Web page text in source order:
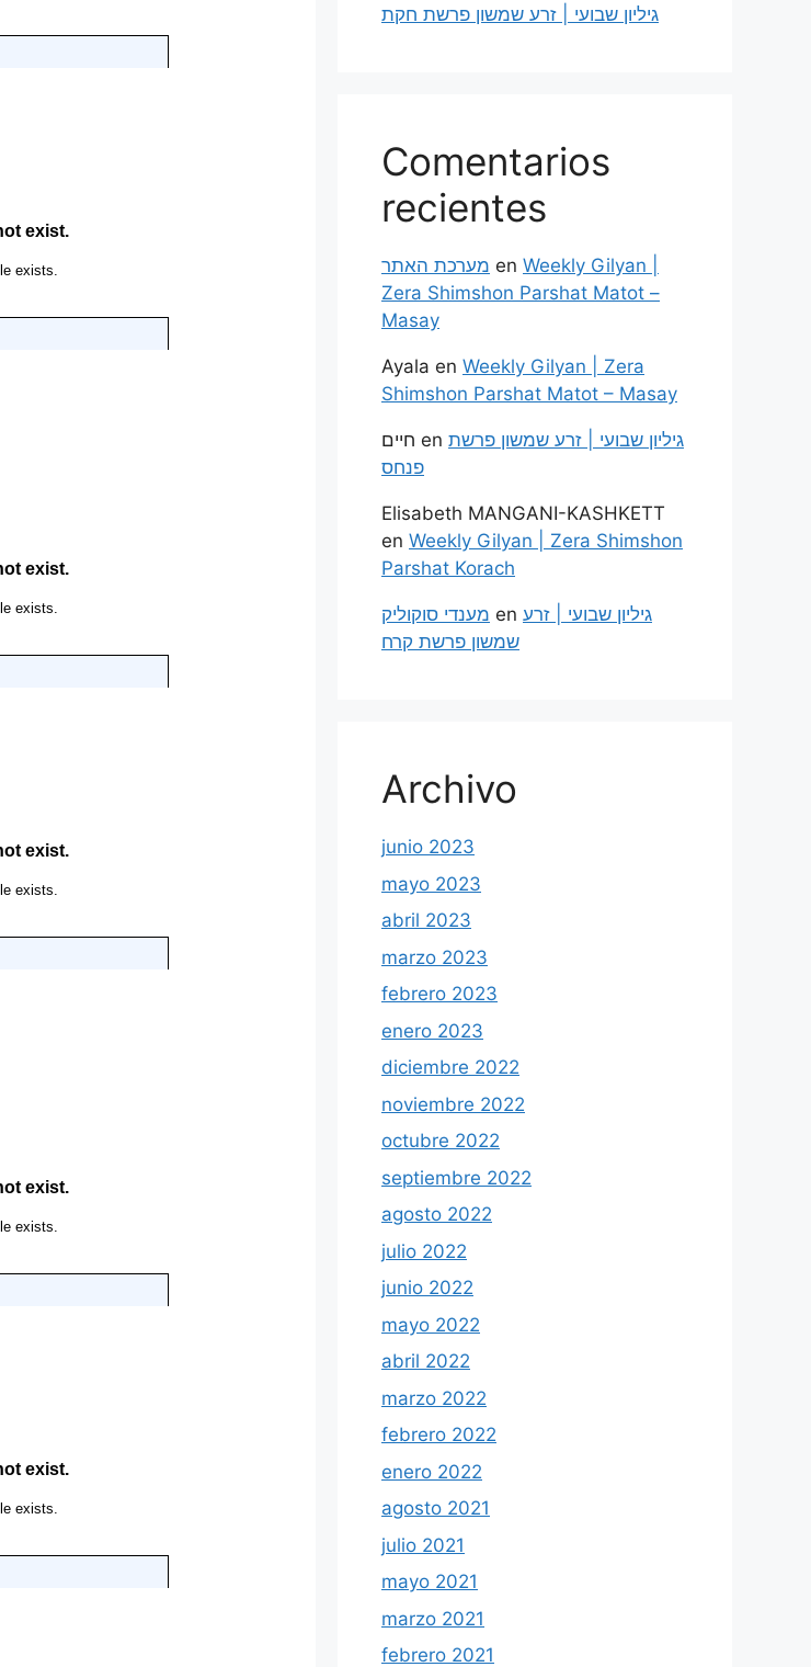
גיליון שבועי | זרע שמשון פרשת חקת
Comentarios
recientes
מערכת האתר en Weekly Gilyan |
Zera Shimshon Parshat Matot –
Masay
Ayala en Weekly Gilyan | Zera
Shimshon Parshat Matot – Masay
חיים en גיליון שבועי | זרע שמשון פרשת
פנחס
Elisabeth MANGANI-KASHKETT
en Weekly Gilyan | Zera Shimshon
Parshat Korach
מענדי סוקוליק en גיליון שבועי | זרע
שמשון פרשת קרח
Archivo
junio 2023
mayo 2023
abril 2023
marzo 2023
febrero 2023
enero 2023
diciembre 2022
noviembre 2022
octubre 2022
septiembre 2022
agosto 2022
julio 2022
junio 2022
mayo 2022
abril 2022
marzo 2022
febrero 2022
enero 2022
agosto 2021
julio 2021
mayo 2021
marzo 2021
febrero 2021